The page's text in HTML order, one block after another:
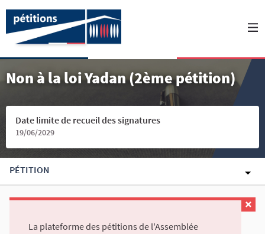
Non à la loi Yadan (2ème pétition)
Date limite de recueil des signatures
19/06/2029
PÉTITION
La plateforme des pétitions de l'Assemblée